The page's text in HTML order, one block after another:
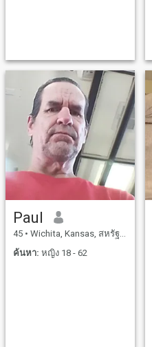
Paul
45 • Wichita, Kansas, สหรัฐอเมริกา
ค้นหา: หญิง 18 - 62